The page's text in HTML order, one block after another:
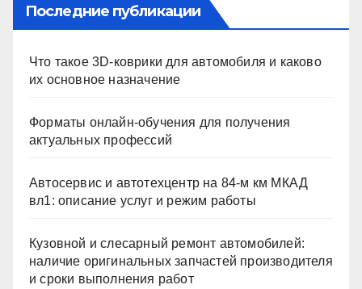
Последние публикации
Что такое 3D-коврики для автомобиля и каково
их основное назначение
Форматы онлайн-обучения для получения
актуальных профессий
Автосервис и автотехцентр на 84-м км МКАД
вл1: описание услуг и режим работы
Кузовной и слесарный ремонт автомобилей:
наличие оригинальных запчастей производителя
и сроки выполнения работ